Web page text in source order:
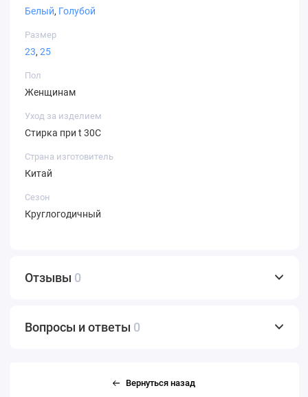
Белый, Голубой
Размер
23, 25
Пол
Женщинам
Уход за изделием
Стирка при t 30С
Страна изготовитель
Китай
Сезон
Круглогодичный
Отзывы 0
Вопросы и ответы 0
Вернуться назад